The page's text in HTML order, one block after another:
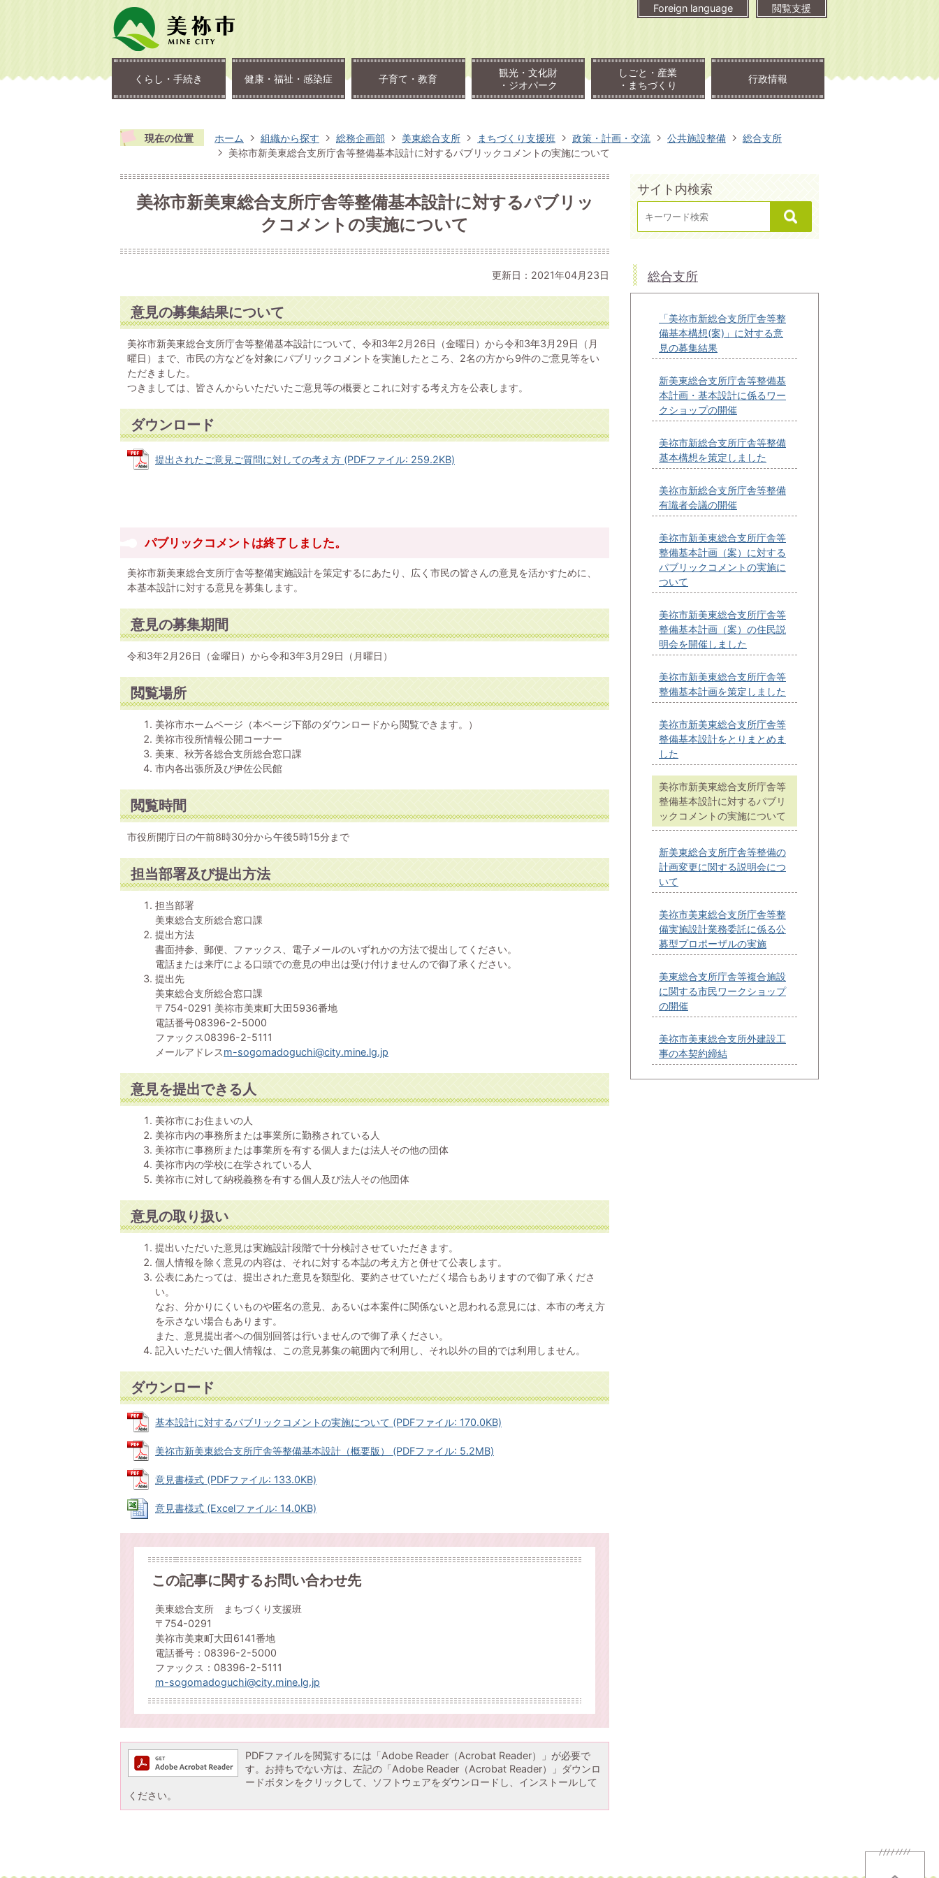
Foreign language 閲覧支援
くらし・手続き 健康・福祉・感染症 子育て・教育
観光・文化財
・ジオパーク
しごと・産業
・まちづくり
行政情報
現在の位置 ホーム 組織から探す 総務企画部 美東総合支所 まちづくり支援班 政策・計画・交流 公共施設整備
総合支所
美祢市新美東総合支所庁舎等整備基本設計に対するパブリックコメントの実施について
美祢市新美東総合支所庁舎等整備基本設計に対するパブリッ
クコメントの実施について
更新日：2021年04月23日
意見の募集結果について
美祢市新美東総合支所庁舎等整備基本設計について、令和3年2月26日（金曜日）から令和3年3月29日（月
曜日）まで、市民の方などを対象にパブリックコメントを実施したところ、2名の方から9件のご意見等をい
ただきました。
つきましては、皆さんからいただいたご意見等の概要とこれに対する考え方を公表します。
ダウンロード
提出されたご意見ご質問に対しての考え方 (PDFファイル: 259.2KB)
パブリックコメントは終了しました。
美祢市新美東総合支所庁舎等整備実施設計を策定するにあたり、広く市民の皆さんの意見を活かすために、
本基本設計に対する意見を募集します。
意見の募集期間
令和3年2月26日（金曜日）から令和3年3月29日（月曜日）
閲覧場所
美祢市ホームページ（本ページ下部のダウンロードから閲覧できます。）
美祢市役所情報公開コーナー
美東、秋芳各総合支所総合窓口課
市内各出張所及び伊佐公民館
閲覧時間
市役所開庁日の午前8時30分から午後5時15分まで
担当部署及び提出方法
担当部署
美東総合支所総合窓口課
提出方法
書面持参、郵便、ファックス、電子メールのいずれかの方法で提出してください。
電話または来庁による口頭での意見の申出は受け付けませんので御了承ください。
提出先
美東総合支所総合窓口課
〒754-0291 美祢市美東町大田5936番地
電話番号08396-2-5000
ファックス08396-2-5111
メールアドレスm-sogomadoguchi@city.mine.lg.jp
意見を提出できる人
美祢市にお住まいの人
美祢市内の事務所または事業所に勤務されている人
美祢市に事務所または事業所を有する個人または法人その他の団体
美祢市内の学校に在学されている人
美祢市に対して納税義務を有する個人及び法人その他団体
意見の取り扱い
提出いただいた意見は実施設計段階で十分検討させていただきます。
個人情報を除く意見の内容は、それに対する本誌の考え方と併せて公表します。
公表にあたっては、提出された意見を類型化、要約させていただく場合もありますので御了承くださ
い。
なお、分かりにくいものや匿名の意見、あるいは本案件に関係ないと思われる意見には、本市の考え方
を示さない場合もあります。
また、意見提出者への個別回答は行いませんので御了承ください。
記入いただいた個人情報は、この意見募集の範囲内で利用し、それ以外の目的では利用しません。
ダウンロード
基本設計に対するパブリックコメントの実施について (PDFファイル: 170.0KB)
美祢市新美東総合支所庁舎等整備基本設計（概要版） (PDFファイル: 5.2MB)
意見書様式 (PDFファイル: 133.0KB)
意見書様式 (Excelファイル: 14.0KB)
この記事に関するお問い合わせ先
美東総合支所 まちづくり支援班
〒754-0291
美祢市美東町大田6141番地
電話番号：08396-2-5000
ファックス：08396-2-5111
m-sogomadoguchi@city.mine.lg.jp
PDFファイルを閲覧するには「Adobe Reader（Acrobat Reader）」が必要で
す。お持ちでない方は、左記の「Adobe Reader（Acrobat Reader）」ダウンロ
ードボタンをクリックして、ソフトウェアをダウンロードし、インストールして
ください。
サイト内検索
総合支所
「美祢市新総合支所庁舎等整
備基本構想(案)」に対する意
見の募集結果
新美東総合支所庁舎等整備基
本計画・基本設計に係るワー
クショップの開催
美祢市新総合支所庁舎等整備
基本構想を策定しました
美祢市新総合支所庁舎等整備
有識者会議の開催
美祢市新美東総合支所庁舎等
整備基本計画（案）に対する
パブリックコメントの実施に
ついて
美祢市新美東総合支所庁舎等
整備基本計画（案）の住民説
明会を開催しました
美祢市新美東総合支所庁舎等
整備基本計画を策定しました
美祢市新美東総合支所庁舎等
整備基本設計をとりまとめま
した
美祢市新美東総合支所庁舎等
整備基本設計に対するパブリ
ックコメントの実施について
新美東総合支所庁舎等整備の
計画変更に関する説明会につ
いて
美祢市美東総合支所庁舎等整
備実施設計業務委託に係る公
募型プロポーザルの実施
美東総合支所庁舎等複合施設
に関する市民ワークショップ
の開催
美祢市美東総合支所外建設工
事の本契約締結